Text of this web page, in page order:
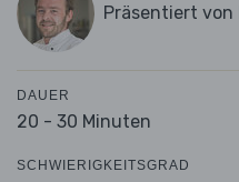
Präsentiert von
DAUER
20 - 30 Minuten
SCHWIERIGKEITSGRAD